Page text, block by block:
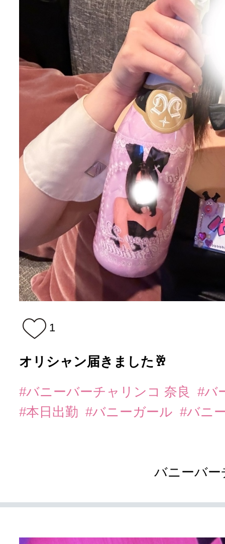
1
オリシャン届きました🥂
#バニーバーチャリンコ 奈良
#バ
#本日出勤 #バニーガール #バニ
バニーバ